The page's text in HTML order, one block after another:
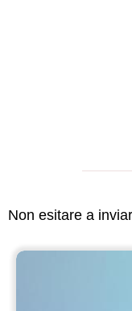
Non esitare a